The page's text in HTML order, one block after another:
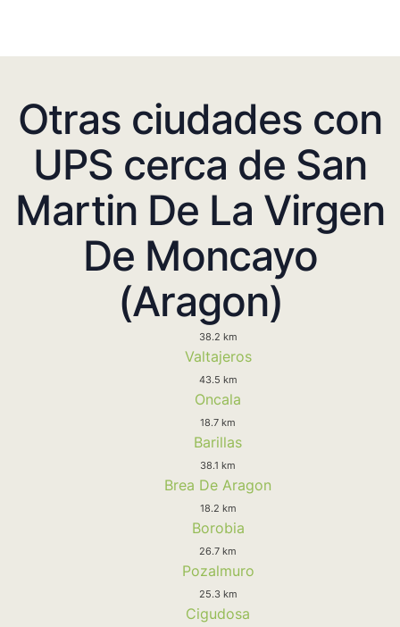
Otras ciudades con
UPS cerca de San
Martin De La Virgen
De Moncayo
(Aragon)
38.2 km
Valtajeros
43.5 km
Oncala
18.7 km
Barillas
38.1 km
Brea De Aragon
18.2 km
Borobia
26.7 km
Pozalmuro
25.3 km
Cigudosa